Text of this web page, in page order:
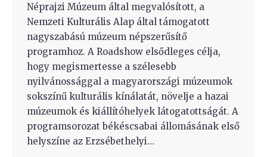
Néprajzi Múzeum által megvalósított, a
Nemzeti Kulturális Alap által támogatott
nagyszabású múzeum népszerűsítő
programhoz. A Roadshow elsődleges célja,
hogy megismertesse a szélesebb
nyilvánossággal a magyarországi múzeumok
sokszínű kulturális kínálatát, növelje a hazai
múzeumok és kiállítóhelyek látogatottságát. A
programsorozat békéscsabai állomásának első
helyszíne az Erzsébethelyi…